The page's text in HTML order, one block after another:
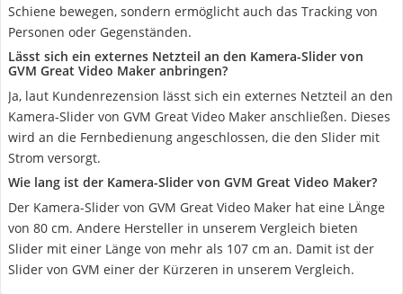
Schiene bewegen, sondern ermöglicht auch das Tracking von
Personen oder Gegenständen.
Lässt sich ein externes Netzteil an den Kamera-Slider von
GVM Great Video Maker anbringen?
Ja, laut Kundenrezension lässt sich ein externes Netzteil an den
Kamera-Slider von GVM Great Video Maker anschließen. Dieses
wird an die Fernbedienung angeschlossen, die den Slider mit
Strom versorgt.
Wie lang ist der Kamera-Slider von GVM Great Video Maker?
Der Kamera-Slider von GVM Great Video Maker hat eine LÄnge
von 80 cm. Andere Hersteller in unserem Vergleich bieten
Slider mit einer Länge von mehr als 107 cm an. Damit ist der
Slider von GVM einer der Kürzeren in unserem Vergleich.